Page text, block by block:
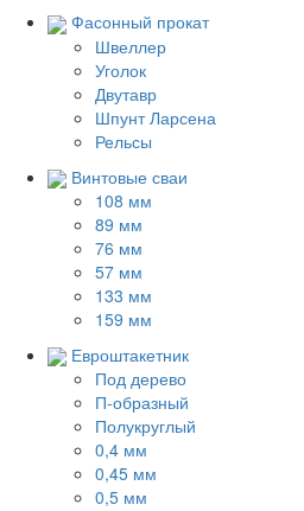
Фасонный прокат
Швеллер
Уголок
Двутавр
Шпунт Ларсена
Рельсы
Винтовые сваи
108 мм
89 мм
76 мм
57 мм
133 мм
159 мм
Евроштакетник
Под дерево
П-образный
Полукруглый
0,4 мм
0,45 мм
0,5 мм